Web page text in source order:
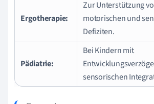
Ergotherapie:
Zur Unterstützung
motorischen und
Defiziten.
Pädiatrie:
Bei Kindern mit
sensorischen